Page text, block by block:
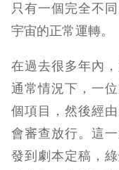
只有一個完全不
宇宙的正常運轉。
在過去很多年內
通常情況下，一
個項目，然後經
會審查放行。這
發到劇本定稿，